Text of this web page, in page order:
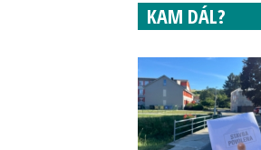
KAM DÁL?